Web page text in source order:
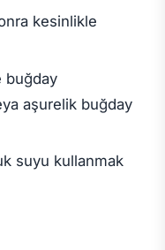
kesinlikle
buğday
aşurelik buğday
suyu kullanmak